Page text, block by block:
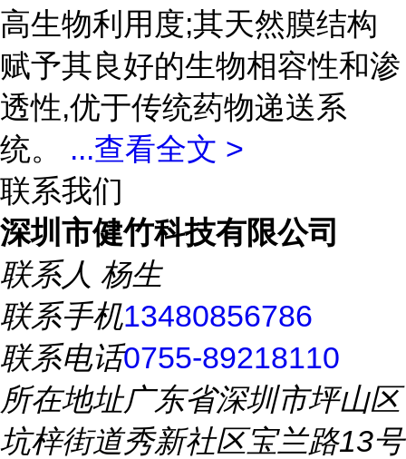
高生物利用度;其天然膜结构
赋予其良好的生物相容性和渗
透性,优于传统药物递送系
统。 ...查看全文 >
联系我们
深圳市健竹科技有限公司
联系人 杨生
联系手机13480856786
联系电话0755-89218110
所在地址广东省深圳市坪山区
坑梓街道秀新社区宝兰路13号